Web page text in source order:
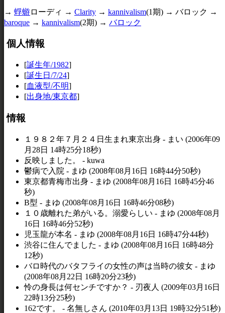
→ 蜉蝣ローディ → Clarity → kannivalism(1期) → バロック →
baroque → kannivalism(2期) → バロック
個人情報
[誕生年/1982]
[誕生日/7/24]
[血液型/不明]
[出身地/東京都]
情報
１９８２年７月２４日生まれ東京出身 - まい (2006年09
月28日 14時25分18秒)
反映しました。 - kuwa
鬱病で入院 - まゆ (2008年08月16日 16時44分50秒)
東京都青梅市出身 - まゆ (2008年08月16日 16時45分46
秒)
B型 - まゆ (2008年08月16日 16時46分08秒)
１０歳離れた弟がいる。溺愛らしい - まゆ (2008年08月
16日 16時46分52秒)
児玉龍が本名 - まゆ (2008年08月16日 16時47分44秒)
渋谷に住んでました - まゆ (2008年08月16日 16時48分
12秒)
バロ時代のバタフライの女性の声は当時の彼女 - まゆ
(2008年08月22日 16時20分23秒)
怜の身長は何センチですか？ - 刃夜人 (2009年03月16日
22時13分25秒)
162です。 - 名無しさん (2010年03月13日 19時32分51秒)